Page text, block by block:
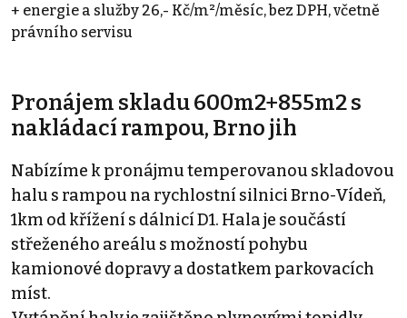
+ energie a služby 26,- Kč/m²/měsíc, bez DPH, včetně
právního servisu
Pronájem skladu 600m2+855m2 s
nakládací rampou, Brno jih
Nabízíme k pronájmu temperovanou skladovou
halu s rampou na rychlostní silnici Brno-Vídeň,
1km od křížení s dálnicí D1. Hala je součástí
střeženého areálu s možností pohybu
kamionové dopravy a dostatkem parkovacích
míst.